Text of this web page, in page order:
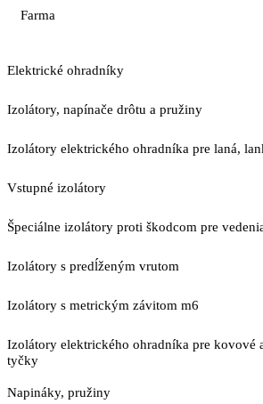
Farma
Elektrické ohradníky
Izolátory, napínače drôtu a pružiny
Izolátory elektrického ohradníka pre laná,
Vstupné izolátory
Špeciálne izolátory proti škodcom pre
Izolátory s predĺženým vrutom
Izolátory s metrickým závitom m6
Izolátory elektrického ohradníka pre kovové
tyčky
Napináky, pružiny